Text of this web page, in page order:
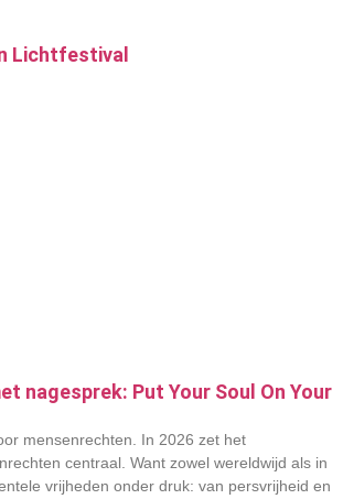
Lichtfestival
nagesprek: Put Your Soul On Your
mensenrechten. In 2026 zet het
centraal. Want zowel wereldwijd als in
vrijheden onder druk: van persvrijheid en